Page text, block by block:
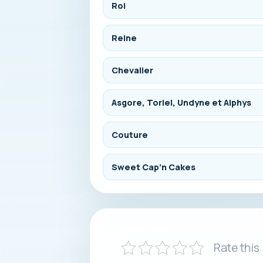
Roi
Reine
Chevalier
Asgore, Toriel, Undyne et Alphys
Couture
Sweet Cap’n Cakes
Rate